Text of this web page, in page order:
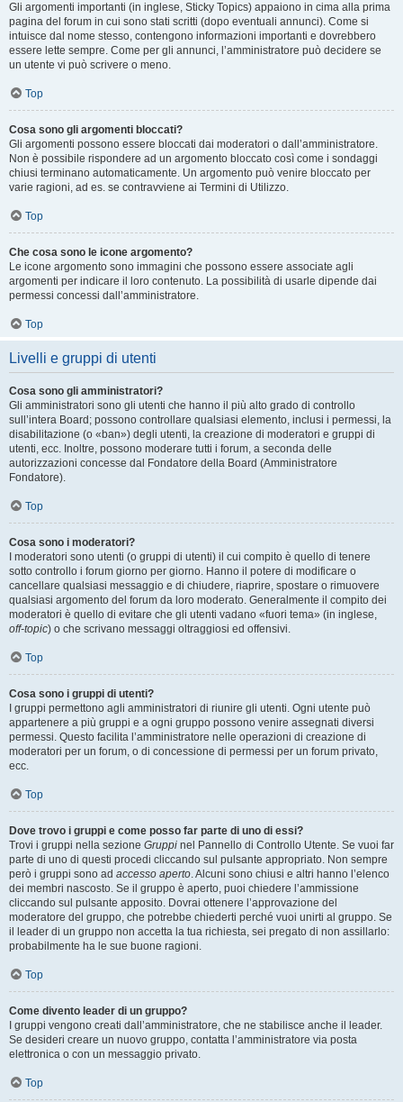
Gli argomenti importanti (in inglese, Sticky Topics) appaiono in cima alla prima
pagina del forum in cui sono stati scritti (dopo eventuali annunci). Come si
intuisce dal nome stesso, contengono informazioni importanti e dovrebbero
essere lette sempre. Come per gli annunci, l’amministratore può decidere se
un utente vi può scrivere o meno.
Top
Cosa sono gli argomenti bloccati?
Gli argomenti possono essere bloccati dai moderatori o dall’amministratore.
Non è possibile rispondere ad un argomento bloccato così come i sondaggi
chiusi terminano automaticamente. Un argomento può venire bloccato per
varie ragioni, ad es. se contravviene ai Termini di Utilizzo.
Top
Che cosa sono le icone argomento?
Le icone argomento sono immagini che possono essere associate agli
argomenti per indicare il loro contenuto. La possibilità di usarle dipende dai
permessi concessi dall’amministratore.
Top
Livelli e gruppi di utenti
Cosa sono gli amministratori?
Gli amministratori sono gli utenti che hanno il più alto grado di controllo
sull’intera Board; possono controllare qualsiasi elemento, inclusi i permessi, la
disabilitazione (o «ban») degli utenti, la creazione di moderatori e gruppi di
utenti, ecc. Inoltre, possono moderare tutti i forum, a seconda delle
autorizzazioni concesse dal Fondatore della Board (Amministratore
Fondatore).
Top
Cosa sono i moderatori?
I moderatori sono utenti (o gruppi di utenti) il cui compito è quello di tenere
sotto controllo i forum giorno per giorno. Hanno il potere di modificare o
cancellare qualsiasi messaggio e di chiudere, riaprire, spostare o rimuovere
qualsiasi argomento del forum da loro moderato. Generalmente il compito dei
moderatori è quello di evitare che gli utenti vadano «fuori tema» (in inglese,
off-topic) o che scrivano messaggi oltraggiosi ed offensivi.
Top
Cosa sono i gruppi di utenti?
I gruppi permettono agli amministratori di riunire gli utenti. Ogni utente può
appartenere a più gruppi e a ogni gruppo possono venire assegnati diversi
permessi. Questo facilita l’amministratore nelle operazioni di creazione di
moderatori per un forum, o di concessione di permessi per un forum privato,
ecc.
Top
Dove trovo i gruppi e come posso far parte di uno di essi?
Trovi i gruppi nella sezione Gruppi nel Pannello di Controllo Utente. Se vuoi far
parte di uno di questi procedi cliccando sul pulsante appropriato. Non sempre
però i gruppi sono ad accesso aperto. Alcuni sono chiusi e altri hanno l’elenco
dei membri nascosto. Se il gruppo è aperto, puoi chiedere l’ammissione
cliccando sul pulsante apposito. Dovrai ottenere l’approvazione del
moderatore del gruppo, che potrebbe chiederti perché vuoi unirti al gruppo. Se
il leader di un gruppo non accetta la tua richiesta, sei pregato di non assillarlo:
probabilmente ha le sue buone ragioni.
Top
Come divento leader di un gruppo?
I gruppi vengono creati dall’amministratore, che ne stabilisce anche il leader.
Se desideri creare un nuovo gruppo, contatta l’amministratore via posta
elettronica o con un messaggio privato.
Top